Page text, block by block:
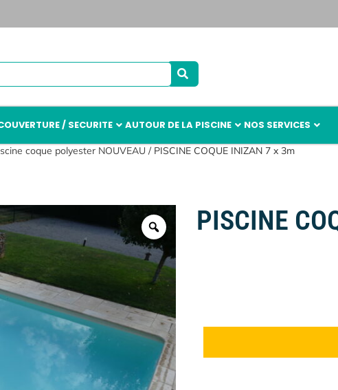
/ SECURITE AUTOUR DE LA PISCINE NOS SERVICES
coque polyester NOUVEAU / PISCINE COQUE INIZAN 7 x 3m
PISCINE